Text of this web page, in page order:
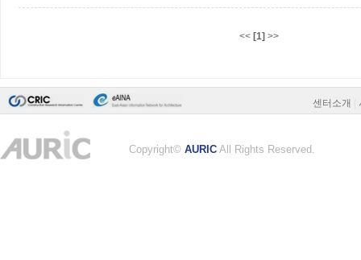
<< [1] >>
센터소개
Copyright© AURIC All Rights Reserved.